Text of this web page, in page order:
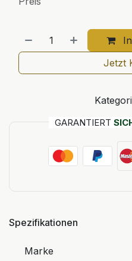
Jetzt
GARANTIERT
Spezifikationen
Marke